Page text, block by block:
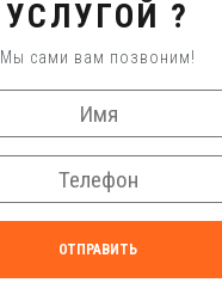
УСЛУГОЙ ?
Мы сами вам позвоним!
ОТПРАВИТЬ